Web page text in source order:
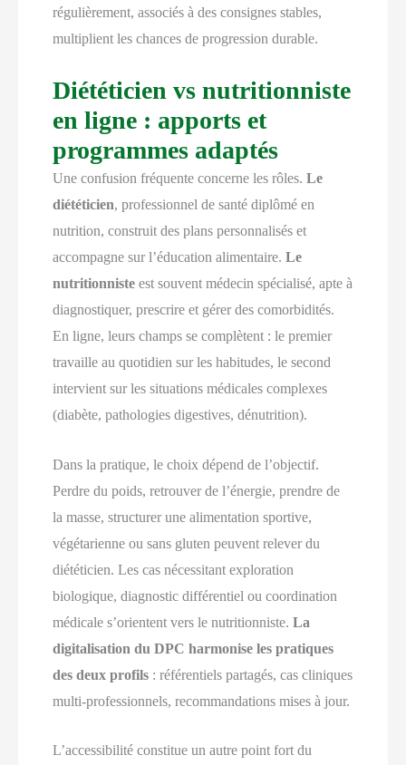
régulièrement, associés à des consignes stables,
multiplient les chances de progression durable.
Diététicien vs nutritionniste
en ligne : apports et
programmes adaptés
Une confusion fréquente concerne les rôles.Le
diététicien, professionnel de santé diplômé en
nutrition, construit des plans personnalisés et
accompagne sur l’éducation alimentaire.Le
nutritionniste est souvent médecin spécialisé, apte à
diagnostiquer, prescrire et gérer des comorbidités.
En ligne, leurs champs se complètent : le premier
travaille au quotidien sur les habitudes, le second
intervient sur les situations médicales complexes
(diabète, pathologies digestives, dénutrition).
Dans la pratique, le choix dépend de l’objectif.
Perdre du poids, retrouver de l’énergie, prendre de
la masse, structurer une alimentation sportive,
végétarienne ou sans gluten peuvent relever du
diététicien. Les cas nécessitant exploration
biologique, diagnostic différentiel ou coordination
médicale s’orientent vers le nutritionniste.La
digitalisation du DPC harmonise les pratiques
des deux profils : référentiels partagés, cas cliniques
multi-professionnels, recommandations mises à jour.
L’accessibilité constitue un autre point fort du